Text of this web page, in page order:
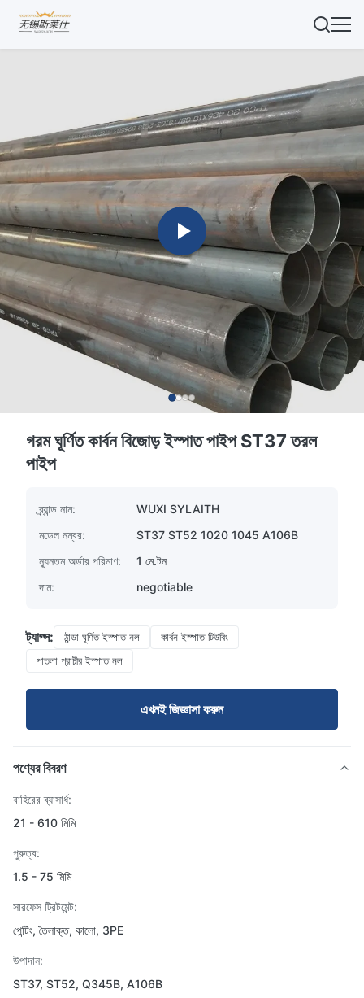
গরম ঘূর্ণিত কার্বন বিজোড় ইস্পাত পাইপ ST37 তরল
পাইপ
ব্র্যান্ড নাম:
WUXI SYLAITH
মডেল নম্বর:
ST37 ST52 1020 1045 A106B
ন্যূনতম অর্ডার পরিমাণ:
1 মে.টন
দাম:
negotiable
ট্যাগ্স: ঠান্ডা ঘূর্ণিত ইস্পাত নল
কার্বন ইস্পাত টিউবিং
পাতলা প্রাচীর ইস্পাত নল
এখনই জিজ্ঞাসা করুন
পণ্যের বিবরণ
বাহিরের ব্যাসার্ধ:
21 - 610 মিমি
পুরুত্ব:
1.5 - 75 মিমি
সারফেস ট্রিটমেন্ট:
পেন্টিং, তৈলাক্ত, কালো, 3PE
উপাদান:
ST37, ST52, Q345B, A106B